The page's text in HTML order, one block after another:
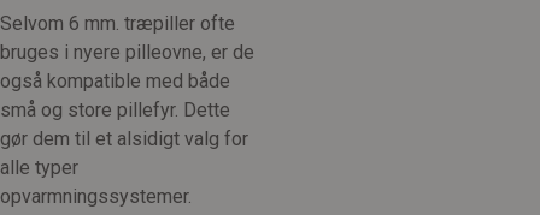
Selvom 6 mm. træpiller ofte
bruges i nyere pilleovne, er de
også kompatible med både
små og store pillefyr. Dette
gør dem til et alsidigt valg for
alle typer
opvarmningssystemer.